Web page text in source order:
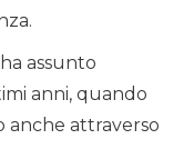
ha assunto
anni, quando
anche attraverso